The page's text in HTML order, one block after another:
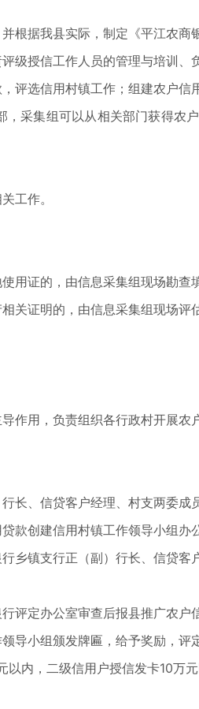
据我县实际，制定《平江农商
授信工作人员的管理与培训、
评选信用村镇工作；组建农户信
采集组可以从相关部门获得农
工作。
用证的，由信息采集组现场勘查
关证明的，由信息采集组现场评
作用，负责组织各行政村开展
长、信贷客户经理、村支两委
款创建信用村镇工作领导小组办
乡镇支行正（副）行长、信贷
评定办公室审查后报县推广农户
导小组颁发牌匾，给予奖励，
内，二级信用户授信发卡10万